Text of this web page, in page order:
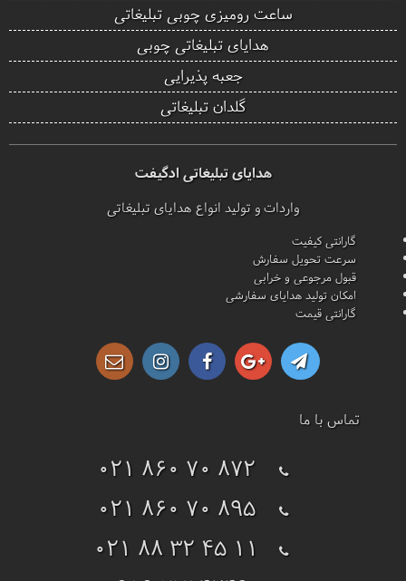
ساعت رومیزی چوبی تبلیغاتی
هدایای تبلیغاتی چوبی
جعبه پذیرایی
گلدان تبلیغاتی
هدایای تبلیغاتی ادگیفت
واردات و تولید انواع هدایای تبلیغاتی
گارانتی کیفیت
سرعت تحویل سفارش
قبول مرجوعی و خرابی
امکان تولید هدایای سفارشی
گارانتی قیمت
تماس با ما
021 860 70 872
021 860 70 895
021 88 32 45 11